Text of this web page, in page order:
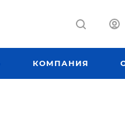
КОМПАНИЯ